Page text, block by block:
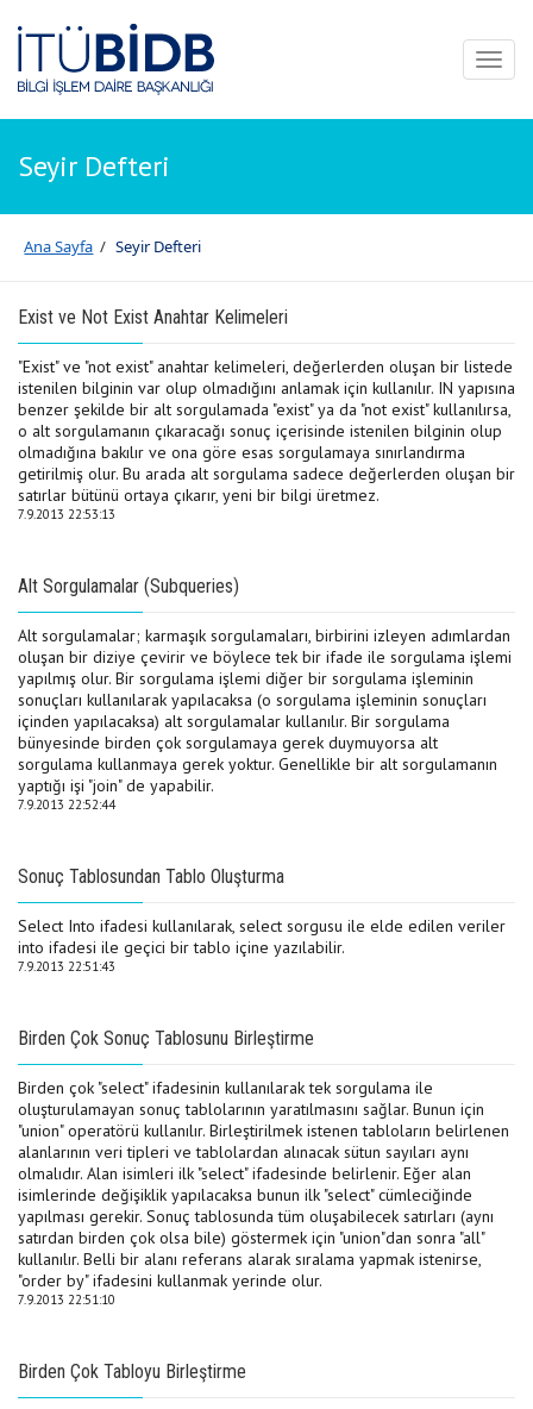
Seyir Defteri
Ana Sayfa / Seyir Defteri
Exist ve Not Exist Anahtar Kelimeleri
"Exist" ve "not exist" anahtar kelimeleri, değerlerden oluşan bir listede
istenilen bilginin var olup olmadığını anlamak için kullanılır. IN yapısına
benzer şekilde bir alt sorgulamada "exist" ya da "not exist" kullanılırsa,
o alt sorgulamanın çıkaracağı sonuç içerisinde istenilen bilginin olup
olmadığına bakılır ve ona göre esas sorgulamaya sınırlandırma
getirilmiş olur. Bu arada alt sorgulama sadece değerlerden oluşan bir
satırlar bütünü ortaya çıkarır, yeni bir bilgi üretmez.
7.9.2013 22:53:13
Alt Sorgulamalar (Subqueries)
Alt sorgulamalar; karmaşık sorgulamaları, birbirini izleyen adımlardan
oluşan bir diziye çevirir ve böylece tek bir ifade ile sorgulama işlemi
yapılmış olur. Bir sorgulama işlemi diğer bir sorgulama işleminin
sonuçları kullanılarak yapılacaksa (o sorgulama işleminin sonuçları
içinden yapılacaksa) alt sorgulamalar kullanılır. Bir sorgulama
bünyesinde birden çok sorgulamaya gerek duymuyorsa alt
sorgulama kullanmaya gerek yoktur. Genellikle bir alt sorgulamanın
yaptığı işi "join" de yapabilir.
7.9.2013 22:52:44
Sonuç Tablosundan Tablo Oluşturma
Select Into ifadesi kullanılarak, select sorgusu ile elde edilen veriler
into ifadesi ile geçici bir tablo içine yazılabilir.
7.9.2013 22:51:43
Birden Çok Sonuç Tablosunu Birleştirme
Birden çok "select" ifadesinin kullanılarak tek sorgulama ile
oluşturulamayan sonuç tablolarının yaratılmasını sağlar. Bunun için
"union" operatörü kullanılır. Birleştirilmek istenen tabloların belirlenen
alanlarının veri tipleri ve tablolardan alınacak sütun sayıları aynı
olmalıdır. Alan isimleri ilk "select" ifadesinde belirlenir. Eğer alan
isimlerinde değişiklik yapılacaksa bunun ilk "select" cümleciğinde
yapılması gerekir. Sonuç tablosunda tüm oluşabilecek satırları (aynı
satırdan birden çok olsa bile) göstermek için "union"dan sonra "all"
kullanılır. Belli bir alanı referans alarak sıralama yapmak istenirse,
"order by" ifadesini kullanmak yerinde olur.
7.9.2013 22:51:10
Birden Çok Tabloyu Birleştirme